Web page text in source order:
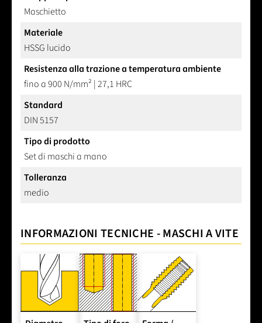
Maschietto
Materiale
HSSG lucido
Resistenza alla trazione a temperatura ambiente
fino a 900 N/mm² | 27,1 HRC
Standard
DIN 5157
Tipo di prodotto
Set di maschi a mano
Tolleranza
medio
INFORMAZIONI TECNICHE - MASCHI A VITE